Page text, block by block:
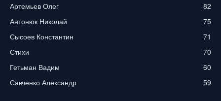
Артемьев Олег
82
Антонюк Николай
75
Сысоев Константин
71
Стихи
70
Гетьман Вадим
60
Савченко Александр
59